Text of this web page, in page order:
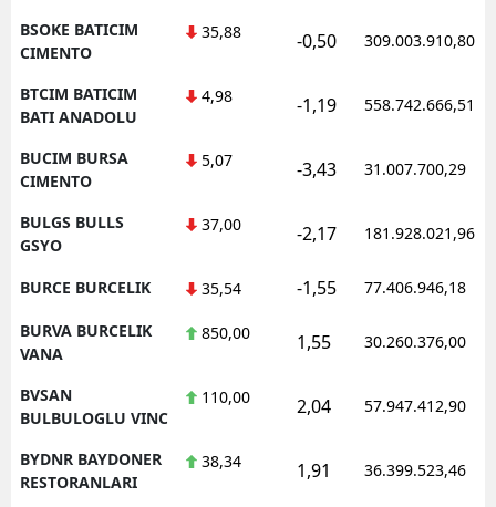
BSOKE BATICIM
CIMENTO
35,88 -0,50 309.003.910,80
BTCIM BATICIM
BATI ANADOLU
4,98 -1,19 558.742.666,51
BUCIM BURSA
CIMENTO
5,07 -3,43 31.007.700,29
BULGS BULLS
GSYO
37,00 -2,17 181.928.021,96
BURCE BURCELIK 35,54 -1,55 77.406.946,18
BURVA BURCELIK
VANA
850,00 1,55 30.260.376,00
BVSAN
BULBULOGLU VINC
110,00 2,04 57.947.412,90
BYDNR BAYDONER
RESTORANLARI
38,34 1,91 36.399.523,46